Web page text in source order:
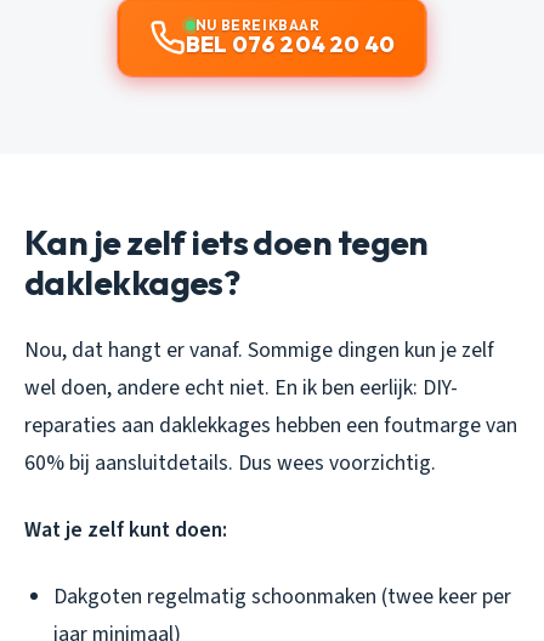
NU BEREIKBAAR
BEL 076 204 20 40
Kan je zelf iets doen tegen
daklekkages?
Nou, dat hangt er vanaf. Sommige dingen kun je zelf
wel doen, andere echt niet. En ik ben eerlijk: DIY-
reparaties aan daklekkages hebben een foutmarge van
60% bij aansluitdetails. Dus wees voorzichtig.
Wat je zelf kunt doen:
Dakgoten regelmatig schoonmaken (twee keer per
jaar minimaal)